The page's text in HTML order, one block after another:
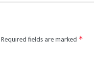
Required fields are marked *